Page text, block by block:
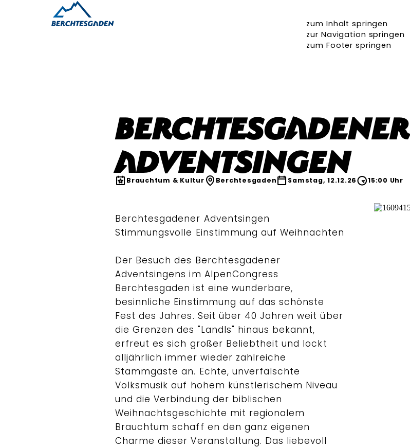
zum Inhalt springen
zur Navigation springen
zum Footer springen
Berchtesgadener
Adventsingen
Brauchtum & Kultur Berchtesgaden Samstag, 12.12.26 15:00 Uhr
Berchtesgadener Adventsingen
Stimmungsvolle Einstimmung auf Weihnachten
Der Besuch des Berchtesgadener
Adventsingens im AlpenCongress
Berchtesgaden ist eine wunderbare,
besinnliche Einstimmung auf das schönste
Fest des Jahres. Seit über 40 Jahren weit über
die Grenzen des "Landls" hinaus bekannt,
erfreut es sich großer Beliebtheit und lockt
alljährlich immer wieder zahlreiche
Stammgäste an. Echte, unverfälschte
Volksmusik auf hohem künstlerischem Niveau
und die Verbindung der biblischen
Weihnachtsgeschichte mit regionalem
Brauchtum schaff en den ganz eigenen
Charme dieser Veranstaltung. Das liebevoll